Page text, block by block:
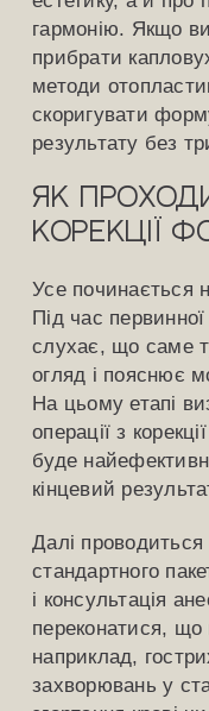
гармонію. Якщо
прибрати
методи
скоригувати
результату без
Як
корекції
Усе починається
Під час первинної
слухає, що саме
огляд і пояснює
На цьому етапі
операції з
буде
кінцевий
Далі
стандартного
і консультація
переконатися, що
наприклад,
захворювань у